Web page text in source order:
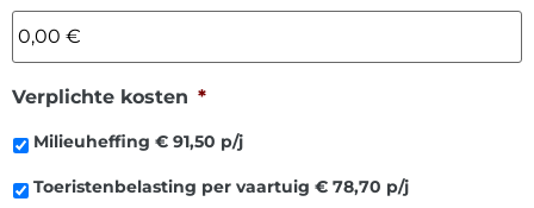
Verplichte kosten *
Milieuheffing € 91,50 p/j
Toeristenbelasting per vaartuig € 78,70 p/j